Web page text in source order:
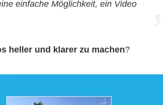
einfache Möglichkeit, ein Video
heller und klarer zu machen?